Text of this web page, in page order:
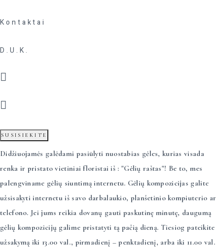
Kontaktai
D.U.K.
SUSISIEKITE
Didžiuojamės galėdami pasiūlyti nuostabias gėles, kurias visada
renka ir pristato vietiniai floristai iš : "Gėlių raštas"! Be to, mes
palengviname gėlių siuntimą internetu. Gėlių kompozicijas galite
užsisakyti internetu iš savo darbalaukio, planšetinio kompiuterio ar
telefono. Jei jums reikia dovanų gauti paskutinę minutę, daugumą
gėlių kompozicijų galime pristatyti tą pačią dieną. Tiesiog pateikite
užsakymą iki 13.00 val., pirmadienį – penktadienį, arba iki 11.00 val.